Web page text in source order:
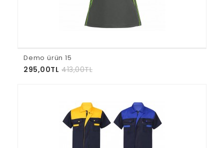
Demo ürün 15
295,00TL 413,00TL